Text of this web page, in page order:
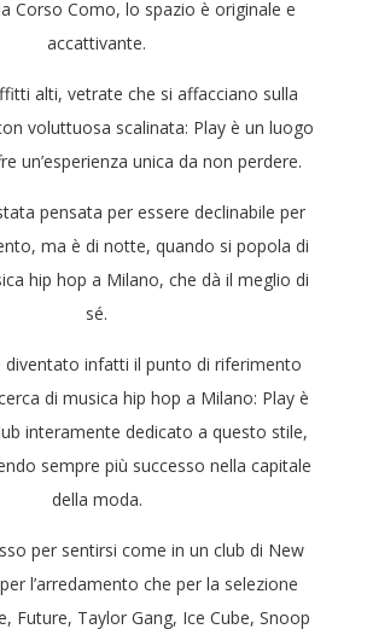
Corso Como, lo spazio è originale e
accattivante.
alti, vetrate che si affacciano sulla
voluttuosa scalinata: Play è un luogo
un’esperienza unica da non perdere.
pensata per essere declinabile per
ma è di notte, quando si popola di
hip hop a Milano, che dà il meglio di
sé.
diventato infatti il ​​punto di riferimento
di musica hip hop a Milano: Play è
interamente dedicato a questo stile,
sempre più successo nella capitale
della moda.
per sentirsi come in un club di New
l’arredamento che per la selezione
Future, Taylor Gang, Ice Cube, Snoop